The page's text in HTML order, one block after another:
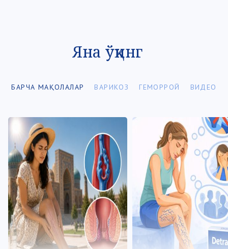
Яна ўқинг
БАРЧА МАҚОЛАЛАР ВАРИКОЗ ГЕМОРРОЙ ВИДЕО